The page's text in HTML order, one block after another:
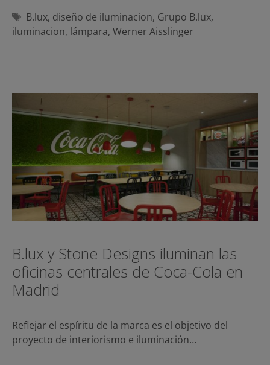
Etiquetas
B.lux, diseño de iluminacion, Grupo B.lux,
iluminacion, lámpara, Werner Aisslinger
B.lux y Stone Designs iluminan las
oficinas centrales de Coca-Cola en
Madrid
Reflejar el espíritu de la marca es el objetivo del
proyecto de interiorismo e iluminación…